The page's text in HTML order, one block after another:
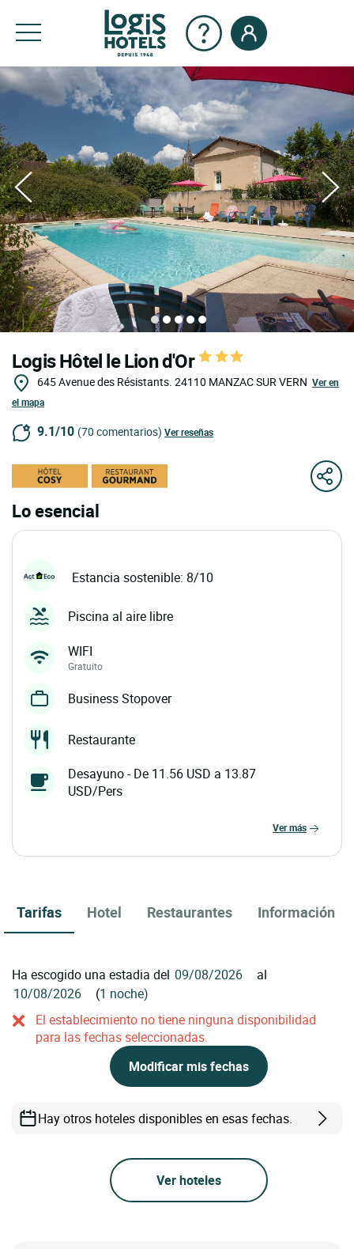
Logis Hôtel le Lion d'Or
645 Avenue des Résistants. 24110 MANZAC SUR VERN Ver en
el mapa
9.1/10 (70 comentarios) Ver reseñas
Lo esencial
Estancia sostenible: 8/10
Piscina al aire libre
WIFI
Gratuito
Business Stopover
Restaurante
Desayuno - De 11.56 USD a 13.87
USD/Pers
ver más
Tarifas Hotel Restaurantes Información
Ha escogido una estadia del
al
(1 noche)
El establecimiento no tiene ninguna disponibilidad
para las fechas seleccionadas.
Modificar mis fechas
Hay otros hoteles disponibles en esas fechas.
Ver hoteles